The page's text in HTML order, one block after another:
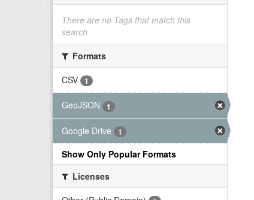
There are no Tags that match this
search
Formats
CSV
1
GeoJSON 1
Google Drive 1
Show Only Popular Formats
Licenses